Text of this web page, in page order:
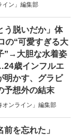
イン」編集部
う脱いだか」体
の“可愛すぎる大
”→大胆な水着姿
歳インフルエ
明かす、グラビ
予想外の結末
オンライン」編集部
前を忘れた」